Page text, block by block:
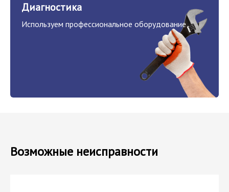
Диагностика
Используем профессиональное оборудование
Возможные неисправности